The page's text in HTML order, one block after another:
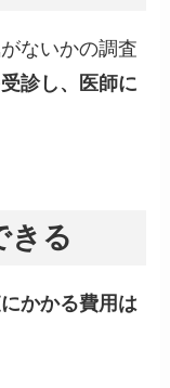
ないかの調査
診し、医師に
きる
かかる費用は